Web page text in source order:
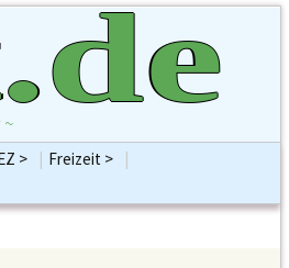
>
|
Gesellschaft
Freizeit >
|
Religionen